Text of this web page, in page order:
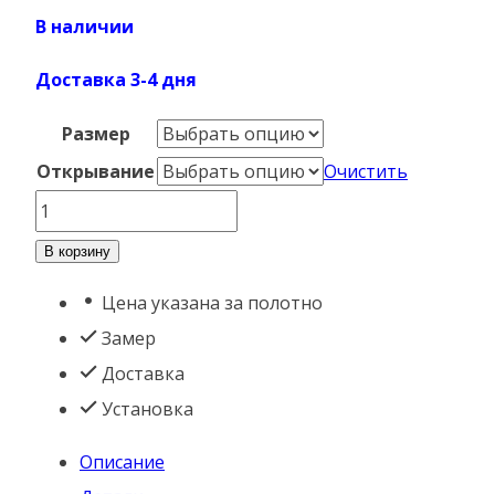
В наличии
Доставка 3-4 дня
Размер
Открывание
Очистить
Количество
товара
электронным
замком
В корзину
Цена указана за полотно
Замер
Доставка
Установка
Описание